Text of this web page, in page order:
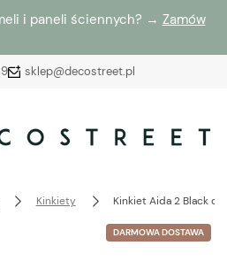
i paneli ściennych? → Zamów
sklep@decostreet.pl
Załóż konto
Kinkiety Kinkiet Aida 2 Black
DARMOWA DOSTAWA